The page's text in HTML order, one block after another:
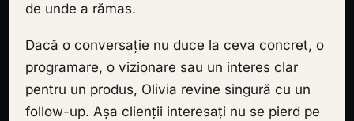
de unde a rămas.
Dacă o conversație nu duce la ceva concret, o
programare, o vizionare sau un interes clar
pentru un produs, Olivia revine singură cu un
follow-up. Așa clienții interesați nu se pierd pe